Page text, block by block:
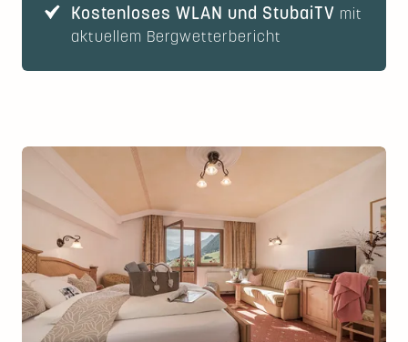
Kostenloses WLAN und StubaiTV mit
aktuellem Bergwetterbericht